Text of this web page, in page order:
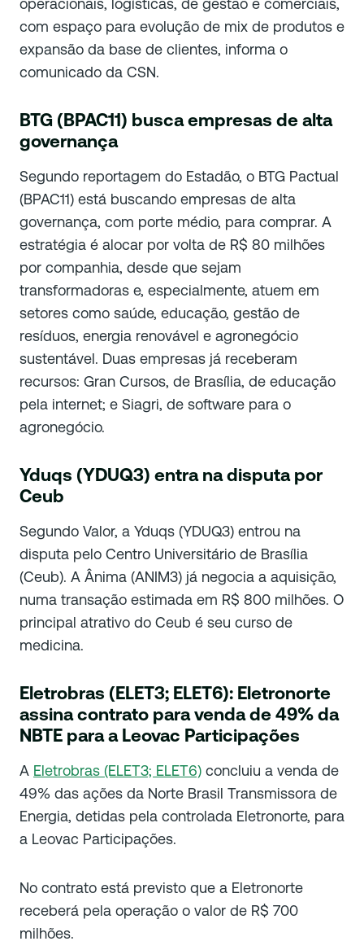
operacionais, logísticas, de gestão e comerciais,
com espaço para evolução de mix de produtos e
expansão da base de clientes, informa o
comunicado da CSN.
BTG (BPAC11) busca empresas de alta
governança
Segundo reportagem do Estadão, o BTG Pactual
(BPAC11) está buscando empresas de alta
governança, com porte médio, para comprar. A
estratégia é alocar por volta de R$ 80 milhões
por companhia, desde que sejam
transformadoras e, especialmente, atuem em
setores como saúde, educação, gestão de
resíduos, energia renovável e agronegócio
sustentável. Duas empresas já receberam
recursos: Gran Cursos, de Brasília, de educação
pela internet; e Siagri, de software para o
agronegócio.
Yduqs (YDUQ3) entra na disputa por
Ceub
Segundo Valor, a Yduqs (YDUQ3) entrou na
disputa pelo Centro Universitário de Brasília
(Ceub). A Ânima (ANIM3) já negocia a aquisição,
numa transação estimada em R$ 800 milhões. O
principal atrativo do Ceub é seu curso de
medicina.
Eletrobras (ELET3; ELET6): Eletronorte
assina contrato para venda de 49% da
NBTE para a Leovac Participações
A Eletrobras (ELET3; ELET6) concluiu a venda de
49% das ações da Norte Brasil Transmissora de
Energia, detidas pela controlada Eletronorte, para
a Leovac Participações.
No contrato está previsto que a Eletronorte
receberá pela operação o valor de R$ 700
milhões.